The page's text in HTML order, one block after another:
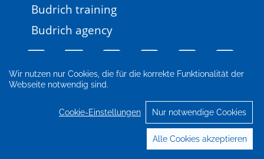
Wir nutzen nur Cookies, die für die korrekte Funktionalität der
Webseite notwendig sind.
Cookie-Einstellungen Nur notwendige Cookies
Alle Cookies akzeptieren
Budrich training
Budrich agency
Impressum
Datenschutz
Cookie-Einstellungen
© 2026 Verlag Barbara Budrich